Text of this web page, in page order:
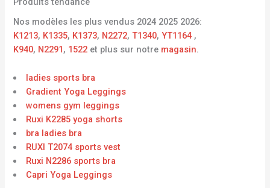
Nos modèles les plus vendus 2024 2025 2026:
K1213, K1335, K1373, N2272,T1340,YT1164 ,
K940, N2291 , 1522 et plus sur notre magasin.
ladies sports bra
Gradient Yoga Leggings
womens gym leggings
Ruxi K2285 yoga shorts
bra ladies bra
RUXI T2074 sports vest
Ruxi N2286 sports bra
Capri Yoga Leggings